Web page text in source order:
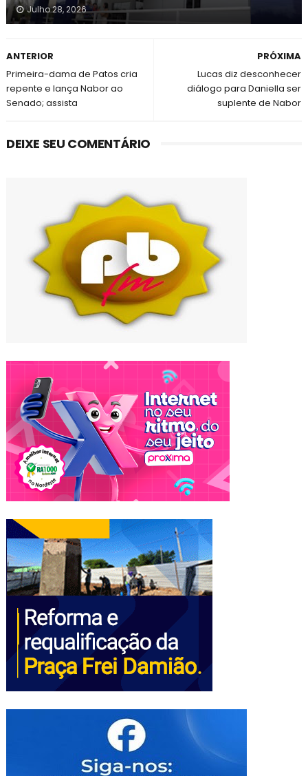
Julho 28, 2026
PRÓXIMA
Lucas diz desconhecer
diálogo para Daniella ser
suplente de Nabor
ANTERIOR
Primeira-dama de Patos cria
repente e lança Nabor ao
Senado; assista
DEIXE SEU COMENTÁRIO